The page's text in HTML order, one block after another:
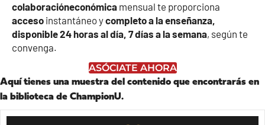
colaboracióneconómica mensual te proporciona
acceso instantáneo ycompleto a la enseñanza,
disponible 24 horas al día, 7 días a la semana, según te
convenga.
ASÓCIATE AHORA
Aquí tienes una muestra del contenido que encontrarás en
la biblioteca de ChampionU.